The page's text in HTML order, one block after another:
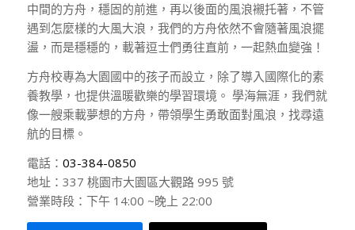
中間的方舟，穩固的前進，再以後面的風浪襯托著，不管
遇到怎麼樣的大風大浪，我們的方舟依然不會隨著風浪擺
盪，而是穩穩的，載著逗士們勇往直前，一起熱血變強！
方舟校專為大園國中的孩子而設立，除了導入國際化的素
養教學，也提供溫暖歡樂的學習環境。 學海無涯，我們就
像一艘乘載夢想的方舟，帶領學生勇敢面對風浪，找尋遠
航的目標。
電話： 03-384-0850
地址：337 桃園市大園區大觀路 995 號
營業時段：下午 14:00 ~晚上 22:00